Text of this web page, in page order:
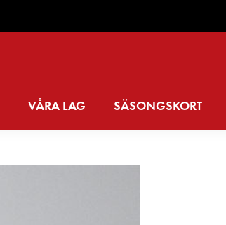
VÅRA LAG SÄSONGSKORT